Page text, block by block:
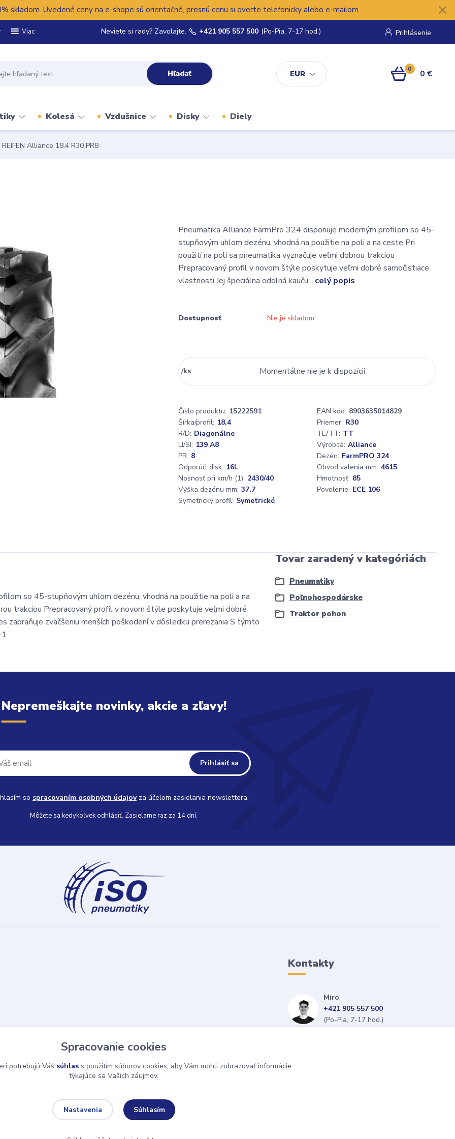
skladom. Uvedené ceny na e-shope sú orientačné, presnú cenu si overte telefonicky alebo e-mailom.
Viac
EUR
Prihlásenie
Hľadať
Neviete si rady? Zavolajte. +421 905 557 500 (Po-Pia, 7-17 hod.)
0 0 €
Kolesá Vzdušnice Disky Diely
REIFEN Alliance 18.4 R30 PR8
Pneumatika Alliance FarmPro 324 disponuje moderným profilom so 45-
stupňovým uhlom dezénu, vhodná na použitie na poli a na ceste Pri
použití na poli sa pneumatika vyznačuje veľmi dobrou trakciou
Prepracovaný profil v novom štýle poskytuje veľmi dobré samočistiace
vlastnosti Jej špeciálna odolná kauču... celý popis
Dostupnosť Nie je skladom
/ks Momentálne nie je k dispozícii
Číslo produktu: 15222591 EAN kód: 8903635014829
Šírka/profil: 18,4 Priemer: R30
R/D: Diagonálne TL/TT: TT
LI/SI: 139 A8 Výrobca: Alliance
PR: 8 Dezén: FarmPRO 324
Odporúč. disk: 16L Obvod valenia mm: 4615
Nosnosť pri km/h (1): 2430/40 Hmotnosť: 85
Výška dezénu mm: 37,7 Povolenie: ECE 106
Symetrický profil: Symetrické
so 45-stupňovým uhlom dezénu, vhodná na použitie na poli a na
trakciou Prepracovaný profil v novom štýle poskytuje veľmi dobré
zabraňuje zväčšeniu menších poškodení v dôsledku prerezania S týmto
Tovar zaradený v kategóriách
Pneumatiky
Poľnohospodárske
Traktor pohon
Nepremeškajte novinky, akcie a zľavy!
Prihlásiť sa
so spracovaním osobných údajovza účelom zasielania newslettera.
Môžete sa kedykoľvek odhlásiť. Zasielame raz za 14 dní.
Kontakty
Miro
+421 905 557 500
(Po-Pia, 7-17 hod.)
Spracovanie cookies
potrebujú Váš súhlas s použitím súborov cookies, aby Vám mohli zobrazovať informácie
týkajúce sa Vašich záujmov.
Nastavenia Súhlasím